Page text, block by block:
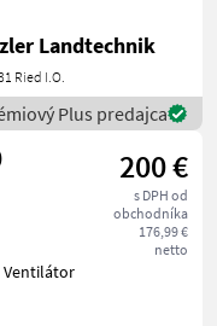
bekannt
Modell
Landtechnik
Ried I.O.
Plus predajca
200 €
s DPH od
obchodníka
176,99 €
netto
Ventilátor